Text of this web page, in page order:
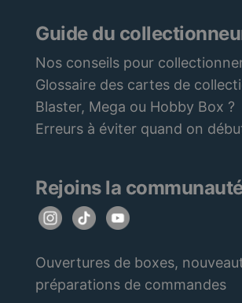
Guide du
Nos conseils pour
Glossaire des cartes de
Blaster, Mega ou Hobby Box ?
Erreurs à éviter quand on
Rejoins la
Ouvertures de boxes,
préparations de commandes